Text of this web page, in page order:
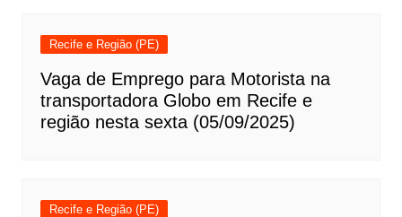
Recife e Região (PE)
Vaga de Emprego para Motorista na
transportadora Globo em Recife e
região nesta sexta (05/09/2025)
Recife e Região (PE)